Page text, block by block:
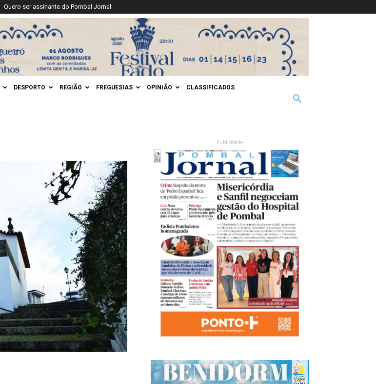
Quero ser assinante do Pombal Jornal
DESPORTO REGIÃO FREGUESIAS OPINIÃO CLASSIFICADOS
- Publicidade -